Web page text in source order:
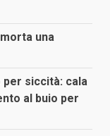
una
per siccità: cala
al buio per